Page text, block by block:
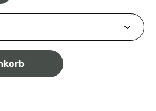
den gewünschten Wert ein